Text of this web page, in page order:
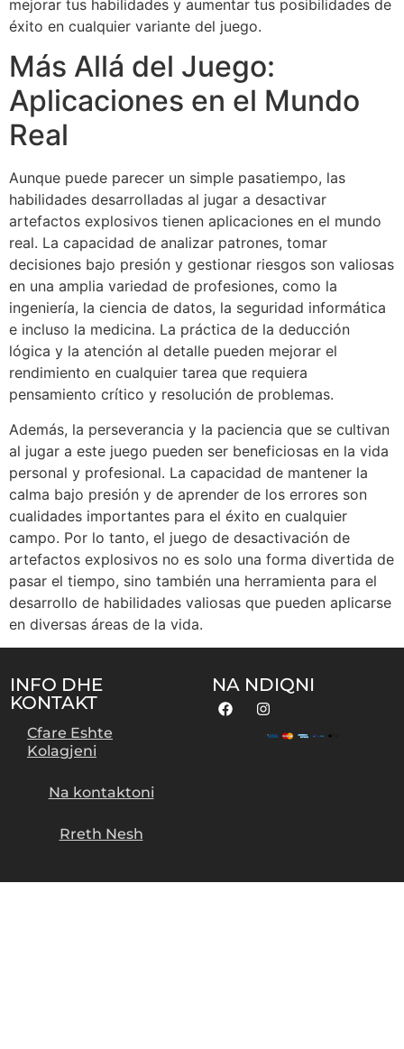
mejorar tus habilidades y aumentar tus posibilidades de
éxito en cualquier variante del juego.
Más Allá del Juego:
Aplicaciones en el Mundo
Real
Aunque puede parecer un simple pasatiempo, las
habilidades desarrolladas al jugar a desactivar
artefactos explosivos tienen aplicaciones en el mundo
real. La capacidad de analizar patrones, tomar
decisiones bajo presión y gestionar riesgos son valiosas
en una amplia variedad de profesiones, como la
ingeniería, la ciencia de datos, la seguridad informática
e incluso la medicina. La práctica de la deducción
lógica y la atención al detalle pueden mejorar el
rendimiento en cualquier tarea que requiera
pensamiento crítico y resolución de problemas.
Además, la perseverancia y la paciencia que se cultivan
al jugar a este juego pueden ser beneficiosas en la vida
personal y profesional. La capacidad de mantener la
calma bajo presión y de aprender de los errores son
cualidades importantes para el éxito en cualquier
campo. Por lo tanto, el juego de desactivación de
artefactos explosivos no es solo una forma divertida de
pasar el tiempo, sino también una herramienta para el
desarrollo de habilidades valiosas que pueden aplicarse
en diversas áreas de la vida.
INFO DHE
KONTAKT
Cfare Eshte
Kolagjeni
Na kontaktoni
Rreth Nesh
NA NDIQNI